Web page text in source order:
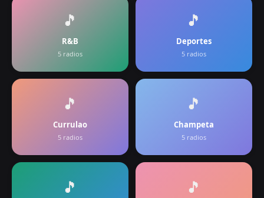
🎵
R&B
5 radios
🎵
Deportes
5 radios
🎵
Currulao
5 radios
🎵
Champeta
5 radios
🎵 🎵